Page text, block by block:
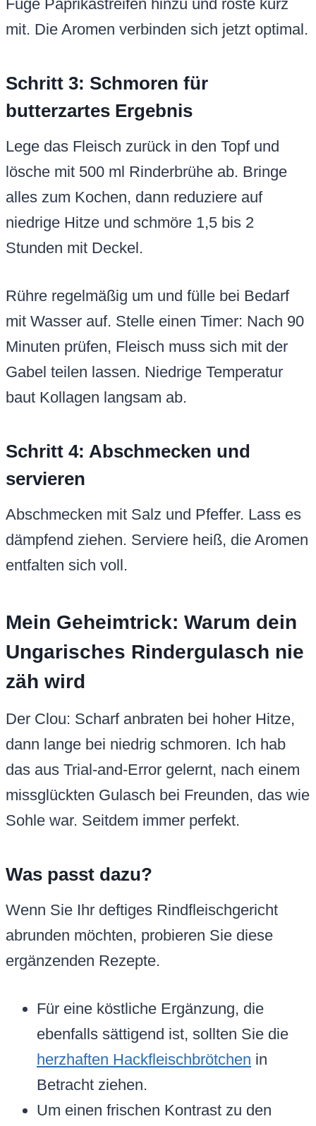
Füge Paprikastreifen hinzu und röste kurz
mit. Die Aromen verbinden sich jetzt optimal.
Schritt 3: Schmoren für
butterzartes Ergebnis
Lege das Fleisch zurück in den Topf und
lösche mit 500 ml Rinderbrühe ab. Bringe
alles zum Kochen, dann reduziere auf
niedrige Hitze und schmöre 1,5 bis 2
Stunden mit Deckel.
Rühre regelmäßig um und fülle bei Bedarf
mit Wasser auf. Stelle einen Timer: Nach 90
Minuten prüfen, Fleisch muss sich mit der
Gabel teilen lassen. Niedrige Temperatur
baut Kollagen langsam ab.
Schritt 4: Abschmecken und
servieren
Abschmecken mit Salz und Pfeffer. Lass es
dämpfend ziehen. Serviere heiß, die Aromen
entfalten sich voll.
Mein Geheimtrick: Warum dein
Ungarisches Rindergulasch nie
zäh wird
Der Clou: Scharf anbraten bei hoher Hitze,
dann lange bei niedrig schmoren. Ich hab
das aus Trial-and-Error gelernt, nach einem
missglückten Gulasch bei Freunden, das wie
Sohle war. Seitdem immer perfekt.
Was passt dazu?
Wenn Sie Ihr deftiges Rindfleischgericht
abrunden möchten, probieren Sie diese
ergänzenden Rezepte.
Für eine köstliche Ergänzung, die
ebenfalls sättigend ist, sollten Sie die
herzhaften Hackfleischbrötchen in
Betracht ziehen.
Um einen frischen Kontrast zu den